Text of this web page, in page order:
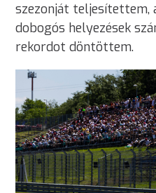
szezonját teljesítettem,
dobogós helyezések
rekordot döntöttem.